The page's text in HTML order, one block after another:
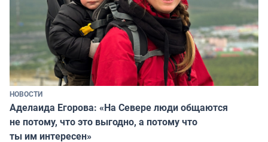
НОВОСТИ
Аделаида Егорова: «На Севере люди общаются
не потому, что это выгодно, а потому что
ты им интересен»